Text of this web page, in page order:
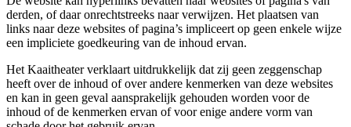
derden, of daar onrechtstreeks naar verwijzen. Het plaatsen van
links naar deze websites of pagina’s impliceert op geen enkele wijze
een impliciete goedkeuring van de inhoud ervan.
Het Kaaitheater verklaart uitdrukkelijk dat zij geen zeggenschap
heeft over de inhoud of over andere kenmerken van deze websites
en kan in geen geval aansprakelijk gehouden worden voor de
inhoud of de kenmerken ervan of voor enige andere vorm van